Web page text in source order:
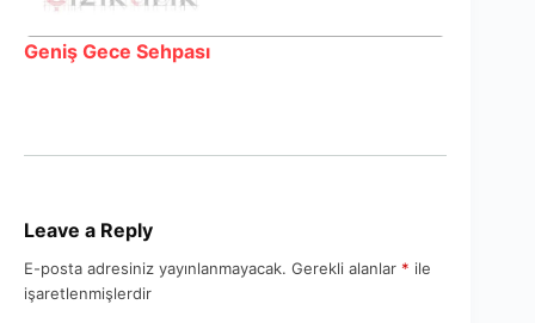
Geniş Gece Sehpası
Leave a Reply
E-posta adresiniz yayınlanmayacak. Gerekli alanlar * ile
işaretlenmişlerdir